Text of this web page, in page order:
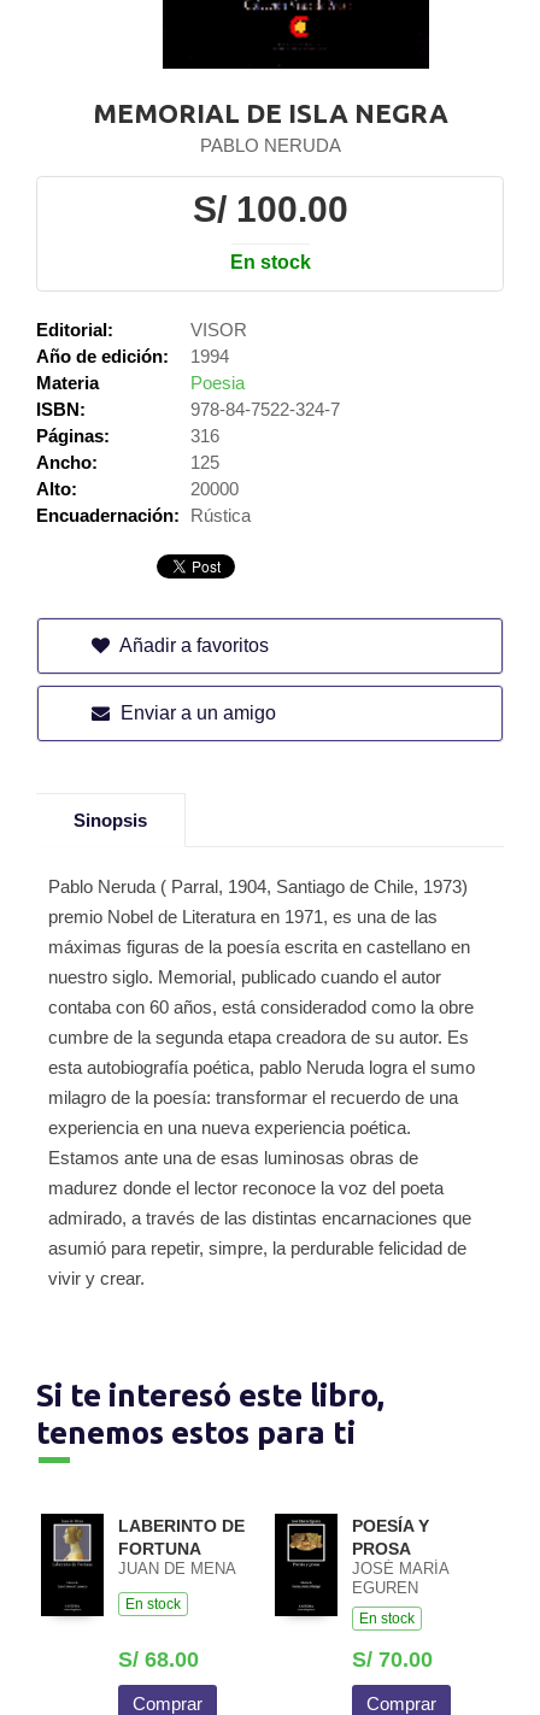
MEMORIAL DE ISLA NEGRA
PABLO NERUDA
S/ 100.00
En stock
Editorial:
VISOR
Año de edición:
1994
Materia
Poesia
ISBN:
978-84-7522-324-7
Páginas:
316
Ancho:
125
Alto:
20000
Encuadernación:
Rústica
Añadir a favoritos
Enviar a un amigo
Sinopsis
Pablo Neruda ( Parral, 1904, Santiago de Chile, 1973)
premio Nobel de Literatura en 1971, es una de las
máximas figuras de la poesía escrita en castellano en
nuestro siglo. Memorial, publicado cuando el autor
contaba con 60 años, está consideradod como la obre
cumbre de la segunda etapa creadora de su autor. Es
esta autobiografía poética, pablo Neruda logra el sumo
milagro de la poesía: transformar el recuerdo de una
experiencia en una nueva experiencia poética.
Estamos ante una de esas luminosas obras de
madurez donde el lector reconoce la voz del poeta
admirado, a través de las distintas encarnaciones que
asumió para repetir, simpre, la perdurable felicidad de
vivir y crear.
Si te interesó este libro,
tenemos estos para ti
LABERINTO DE
FORTUNA
JUAN DE MENA
En stock
S/ 68.00
Comprar
POESÍA Y
PROSA
JOSÉ MARÍA
EGUREN
En stock
S/ 70.00
Comprar